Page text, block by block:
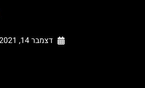
דצמבר 14, 2021